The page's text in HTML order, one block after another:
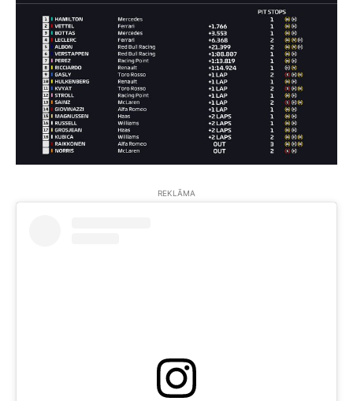
REKLĀMA